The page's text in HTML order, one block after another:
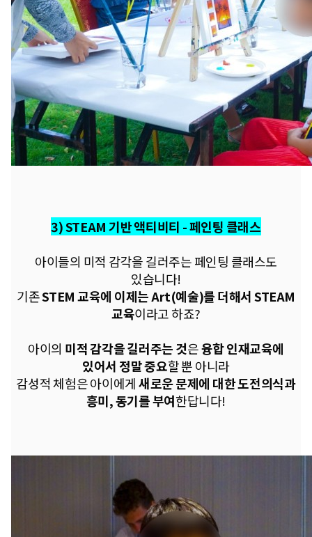
3) STEAM 기반 액티비티 - 페인팅 클래스
아이들의 미적 감각을 길러주는페인팅 클래스도
있습니다!
​기존STEM 교육에 이제는Art(예술)를 더해서STEAM
교육이라고 하죠?
아이의 미적 감각을 길러주는 것은융합 인재교육에
있어서 정말 중요할 뿐 아니라
감성적 체험은 아이에게새로운 문제에 대한 도전의식과
흥미, 동기를 부여한답니다!